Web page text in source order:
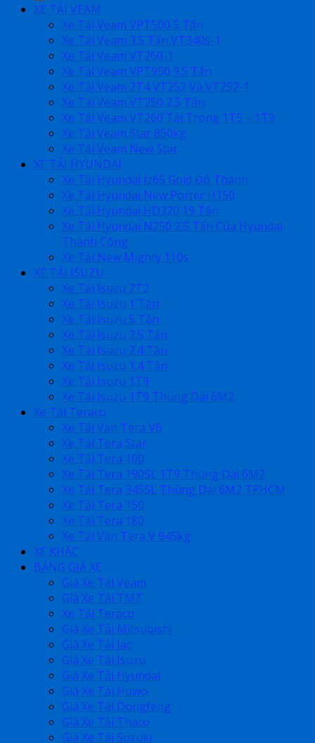
XE TẢI VEAM
Xe Tải Veam VPT500 5 Tấn
Xe Tải Veam 3.5 Tấn VT340s-1
Xe Tải Veam VT260-1
Xe Tải Veam VPT950 9.5 Tấn
Xe Tải Veam 2T4 VT252 Và VT252-1
Xe Tải Veam VT250 2.5 Tấn
Xe Tải Veam VT260 Tải Trọng 1T5 – 1T9
Xe Tải Veam Star 850kg
Xe Tải Veam New Star
XE TẢI HYUNDAI
Xe Tải Hyundai Iz65 Gold Đô Thành
Xe Tải Hyundai New Porter H150
Xe Tải Hyundai HD320 19 Tấn
Xe Tải Hyundai N250 2.5 Tấn Của Hyundai
Thành Công
Xe Tải New Mighty 110s
XE TẢI ISUZU
Xe Tải Isuzu 2T2
Xe Tải Isuzu 1 Tấn
Xe Tải Isuzu 5 Tấn
Xe Tải Isuzu 2.5 Tấn
Xe Tải Isuzu 2.4 Tấn
Xe Tải Isuzu 1.4 Tấn
Xe Tải Isuzu 1T9
Xe Tải Isuzu 1T9 Thùng Dài 6M2
Xe Tải Teraco
Xe Tải Van Tera V6
Xe Tải Tera Star
Xe Tải Tera 100
Xe Tải Tera 190SL 1T9 Thùng Dài 6M2
Xe Tải Tera 345SL Thùng Dài 6M2 TPHCM
Xe Tải Tera 150
Xe Tải Tera 180
Xe Tải Van Tera V 945kg
XE KHÁC
BẢNG GIÁ XE
Giá Xe Tải Veam
Giá Xe Tải TMT
Xe Tải Teraco
Giá Xe Tải Mitsubishi
Giá Xe Tải Jac
Giá Xe Tải Isuzu
Giá Xe Tải Hyundai
Giá Xe Tải Howo
Giá Xe Tải Dongfeng
Giá Xe Tải Thaco
Giá Xe Tải Suzuki